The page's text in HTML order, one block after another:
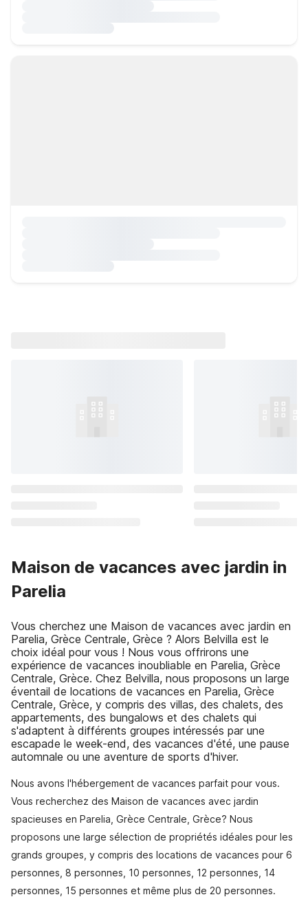
Maison de vacances avec jardin in
Parelia
Vous cherchez une Maison de vacances avec jardin en
Parelia, Grèce Centrale, Grèce ? Alors Belvilla est le
choix idéal pour vous ! Nous vous offrirons une
expérience de vacances inoubliable en Parelia, Grèce
Centrale, Grèce. Chez Belvilla, nous proposons un large
éventail de locations de vacances en Parelia, Grèce
Centrale, Grèce, y compris des villas, des chalets, des
appartements, des bungalows et des chalets qui
s'adaptent à différents groupes intéressés par une
escapade le week-end, des vacances d'été, une pause
automnale ou une aventure de sports d'hiver.
Nous avons l'hébergement de vacances parfait pour vous.
Vous recherchez des Maison de vacances avec jardin
spacieuses en Parelia, Grèce Centrale, Grèce? Nous
proposons une large sélection de propriétés idéales pour les
grands groupes, y compris des locations de vacances pour 6
personnes, 8 personnes, 10 personnes, 12 personnes, 14
personnes, 15 personnes et même plus de 20 personnes.